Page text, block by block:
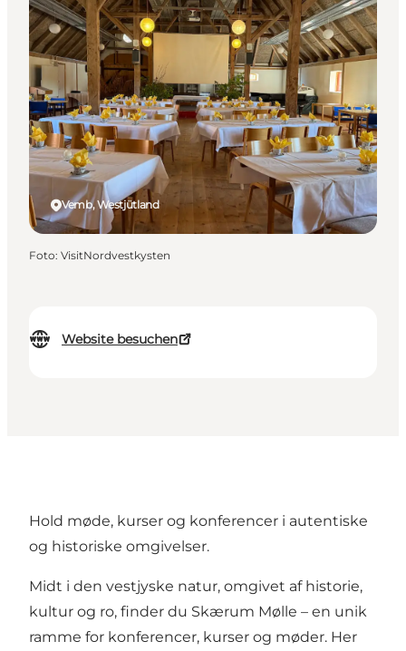
Website besuchen
Vemb, Westjütland
Foto: VisitNordvestkysten
Hold møde, kurser og konferencer i autentiske
og historiske omgivelser.
Midt i den vestjyske natur, omgivet af historie,
kultur og ro, finder du Skærum Mølle – en unik
ramme for konferencer, kurser og møder. Her